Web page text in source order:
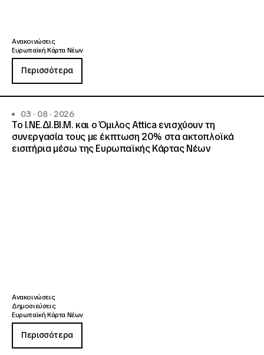
Ανακοινώσεις
Ευρωπαϊκή Κάρτα Νέων
Περισσότερα
03 · 08 · 2026
Το Ι.ΝΕ.ΔΙ.ΒΙ.Μ. και o Όμιλος Attica ενισχύουν τη
συνεργασία τους με έκπτωση 20% στα ακτοπλοϊκά
εισιτήρια μέσω της Ευρωπαϊκής Κάρτας Νέων
Ανακοινώσεις
Δημοσιεύσεις
Ευρωπαϊκή Κάρτα Νέων
Περισσότερα